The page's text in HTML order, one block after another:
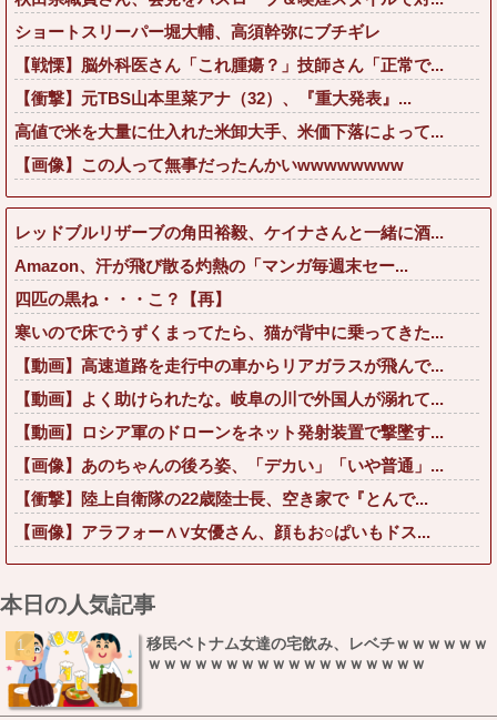
ショートスリーパー堀大輔、高須幹弥にブチギレ
【戦慄】脳外科医さん「これ腫瘍？」技師さん「正常で...
【衝撃】元TBS山本里菜アナ（32）、『重大発表』...
高値で米を大量に仕入れた米卸大手、米価下落によって...
【画像】この人って無事だったんかいwwwwwwww
レッドブルリザーブの角田裕毅、ケイナさんと一緒に酒...
Amazon、汗が飛び散る灼熱の「マンガ毎週末セー...
四匹の黒ね・・・こ？【再】
寒いので床でうずくまってたら、猫が背中に乗ってきた...
【動画】高速道路を走行中の車からリアガラスが飛んで...
【動画】よく助けられたな。岐阜の川で外国人が溺れて...
【動画】ロシア軍のドローンをネット発射装置で撃墜す...
【画像】あのちゃんの後ろ姿、「デカい」「いや普通」...
【衝撃】陸上自衛隊の22歳陸士長、空き家で『とんで...
【画像】アラフォー∧∨女優さん、顔もお○ぱいもドス...
本日の人気記事
移民ベトナム女達の宅飲み、レベチｗｗｗｗｗｗ
ｗｗｗｗｗｗｗｗｗｗｗｗｗｗｗｗｗｗ